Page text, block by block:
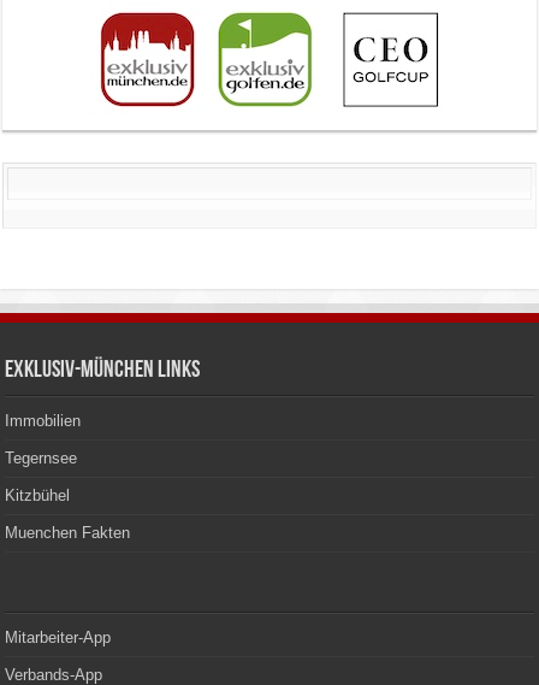
Exklusiv-München Links
Immobilien
Tegernsee
Kitzbühel
Muenchen Fakten
Mitarbeiter-App
Verbands-App